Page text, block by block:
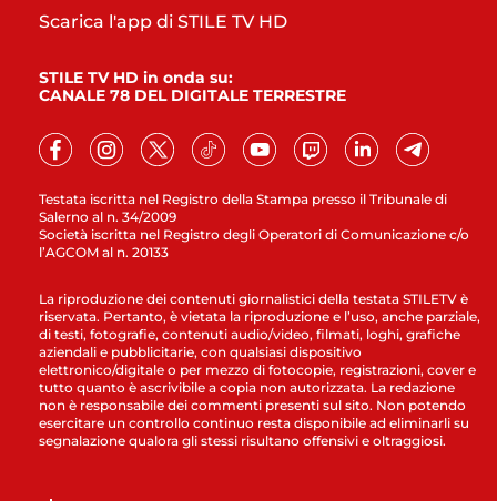
Testata iscritta nel Registro della Stampa presso il Tribunale di
Salerno al n. 34/2009
Società iscritta nel Registro degli Operatori di Comunicazione c/o
l’AGCOM al n. 20133
Scarica l'app di STILE TV HD
STILE TV HD in onda su:
CANALE 78 DEL DIGITALE TERRESTRE
La riproduzione dei contenuti giornalistici della testata STILETV è
riservata. Pertanto, è vietata la riproduzione e l’uso, anche parziale,
di testi, fotografie, contenuti audio/video, filmati, loghi, grafiche
aziendali e pubblicitarie, con qualsiasi dispositivo
elettronico/digitale o per mezzo di fotocopie, registrazioni, cover e
tutto quanto è ascrivibile a copia non autorizzata. La redazione
non è responsabile dei commenti presenti sul sito. Non potendo
esercitare un controllo continuo resta disponibile ad eliminarli su
segnalazione qualora gli stessi risultano offensivi e oltraggiosi.